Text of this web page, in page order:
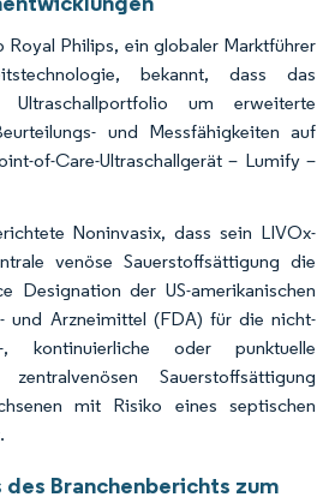
Royal Philips, ein globaler Marktführer
bekannt, dass das
Ultraschallportfolio um erweiterte
und Messfähigkeiten auf
of-Care-Ultraschallgerät – Lumify –
Noninvasix, dass sein LIVOx-
venöse Sauerstoffsättigung die
Designation der US-amerikanischen
und Arzneimittel (FDA) für die nicht-
, kontinuierliche oder punktuelle
Sauerstoffsättigung
mit Risiko eines septischen
Branchenberichts zum